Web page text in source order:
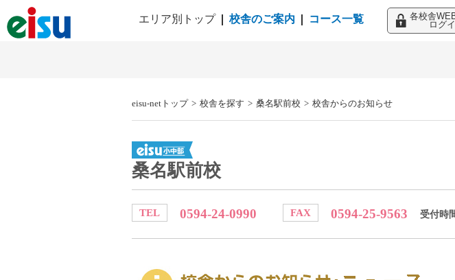
エリア別トップ 校舎のご案内 コース一覧
各校舎
ログ
eisu-netトップ > 校舎を探す > 桑名駅前校 > 校舎からのお知らせ
桑名駅前校
TEL 0594-24-0990 FAX 0594-25-9563 受付時